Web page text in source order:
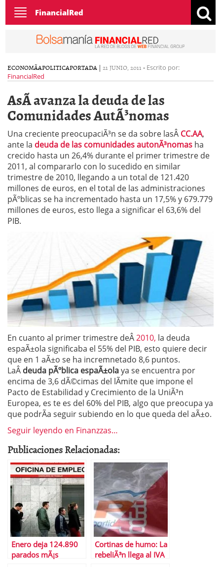
Toggle
navigation
FinancialRed
ECONOMÃ­APOLITICAPORTADA | 21 JUNIO, 2011 - Escrito por:
FinancialRed
AsÃ­ avanza la deuda de las
Comunidades AutÃ³nomas
Una creciente preocupaciÃ³n se da sobre lasÂ CC.AA,
ante la deuda de las comunidades autonÃ³nomas ha
crecido hasta un 26,4% durante el primer trimestre de
2011, al compararlo con lo sucedido en similar
trimestre de 2010, llegando a un total de 121.420
millones de euros, en el total de las administraciones
pÃºblicas se ha incrementado hasta un 17,5% y 679.779
millones de euros, esto llega a significar el 63,6% del
PIB.
En cuanto al primer trimestre deÂ2010, la deuda
espaÃ±ola significaba el 55% del PIB, esto quiere decir
que en 1 aÃ±o se ha incremnetado 8,6 puntos.
LaÂ deuda pÃºblica espaÃ±olaya se encuentra por
encima de 3,6 dÃ©cimas del lÃ­mite que impone el
Pacto de Estabilidad y Crecimiento de la UniÃ³n
Europea, es te es del 60% del PIB, algo que preocupa ya
que podrÃ­a seguir subiendo en lo que queda del aÃ±o.
Seguir leyendo en Finanzzas…
Publicaciones Relacionadas:
Enero deja 124.890
parados mÃ¡s
Cortinas de humo: La
rebeliÃ³n llega al IVA